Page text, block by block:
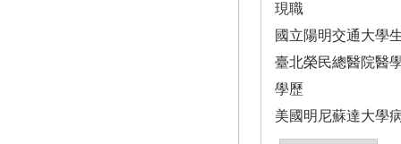
現職
國立陽明交通大學
臺北榮民總醫院醫
學歷
美國明尼蘇達大學